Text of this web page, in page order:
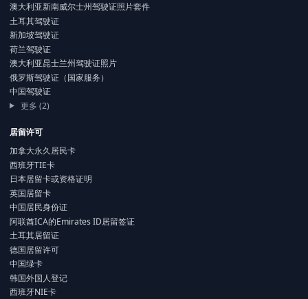
澳大利亚新南威尔士州驾驶证照片套件
土耳其驾驶证
新加坡驾驶证
荷兰驾驶证
澳大利亚昆士兰州驾驶证照片
俄罗斯驾驶证（国家服务）
中国驾驶证
更多 (2)
居留许可
加拿大永久居民卡
西班牙TIE卡
日本居留卡或资格证明
英国居留卡
中国居民身份证
阿联酋ICA的Emirates ID居留签证
土耳其居留证
德国居留许可
中国绿卡
韩国外国人登记
西班牙NIE卡